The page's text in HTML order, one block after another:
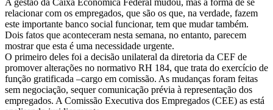
relacionar com os empregados, que são os que, na verdade, fazem
este importante banco social funcionar, tem que mudar também.
Dois fatos que aconteceram nesta semana, no entanto, parecem
mostrar que esta é uma necessidade urgente.
O primeiro deles foi a decisão unilateral da diretoria da CEF de
promover alterações no normativo RH 184, que trata do exercício de
função gratificada –cargo em comissão. As mudanças foram feitas
sem negociação, sequer comunicação prévia à representação dos
empregados. A Comissão Executiva dos Empregados (CEE) as está